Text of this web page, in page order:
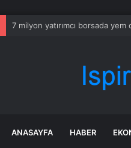
7 milyon yatırımcı borsada yem
ANASAYFA HABER